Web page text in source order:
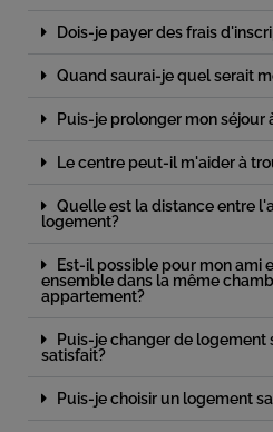
Dois-je payer des frais
Quand saurai-je quel serait
Puis-je prolonger mon séjour
Le centre peut-il m'aider à
Quelle est la distance entre
logement?
Est-il possible pour mon ami
ensemble dans la même
appartement?
Puis-je changer de logement
satisfait?
Puis-je choisir un logement